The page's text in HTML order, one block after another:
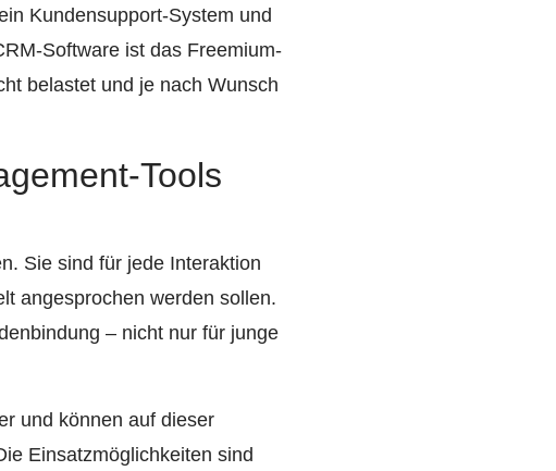
Kundensupport-System und
Software ist das Freemium-
belastet und je nach Wunsch
Tools
Sie sind für jede Interaktion
angesprochen werden sollen.
– nicht nur für junge
und können auf dieser
Einsatzmöglichkeiten sind